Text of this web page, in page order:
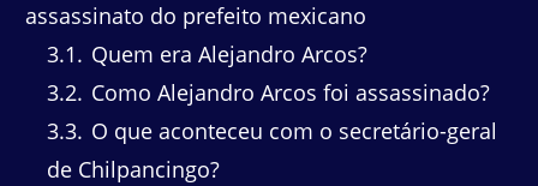
assassinato do prefeito mexicano
3.1
Quem era Alejandro Arcos?
3.2 Como Alejandro Arcos foi assassinado?
3.3 O que aconteceu com o secretário-geral
de Chilpancingo?